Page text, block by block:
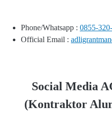
Phone/Whatsapp : 0855-
Official Email :
Social Media
(Kontraktor